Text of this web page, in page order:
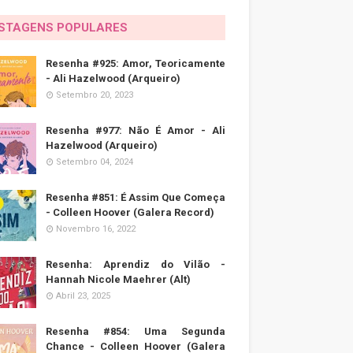
POPULARES
Resenha #925: Amor, Teoricamente
- Ali Hazelwood (Arqueiro)
Setembro 20, 2023
Resenha #977: Não É Amor - Ali
Hazelwood (Arqueiro)
Setembro 04, 2024
Resenha #851: É Assim Que Começa
- Colleen Hoover (Galera Record)
Novembro 16, 2022
Resenha: Aprendiz do Vilão -
Hannah Nicole Maehrer (Alt)
Abril 23, 2025
Resenha #854: Uma Segunda
Chance - Colleen Hoover (Galera